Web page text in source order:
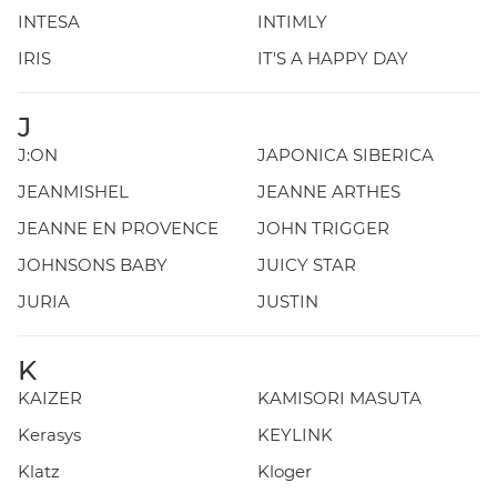
INTESA
INTIMLY
IRIS
IT'S A HAPPY DAY
J
J:ON
JAPONICA SIBERICA
JEANMISHEL
JEANNE ARTHES
JEANNE EN PROVENCE
JOHN TRIGGER
JOHNSONS BABY
JUICY STAR
JURIA
JUSTIN
K
KAIZER
KAMISORI MASUTA
Kerasys
KEYLINK
Klatz
Kloger